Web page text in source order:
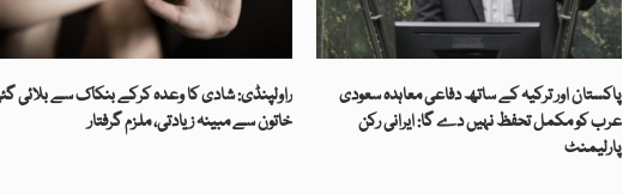
راولپنڈی: شادی کا وعدہ کرکے بنکاک سے بلائی
خاتون سے مبینہ زیادتی، ملزم گرفتار
پاکستان اور ترکیہ کے ساتھ دفاعی معاہدہ سعودی
عرب کو مکمل تحفظ نہیں دے گا: ایرانی رکن
پارلیمنٹ